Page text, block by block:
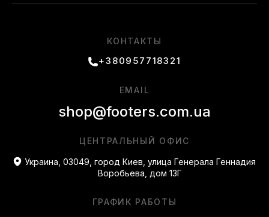
КОНТАКТЫ
+380957718321
ЦЕНТРАЛЬНЫЙ ОФИС
Украина, 03049, город Киев, улица Генерала Геннадия
Воробьева, дом 13Г
ГРАФИК РАБОТЫ
EMAIL
shop@footers.com.ua